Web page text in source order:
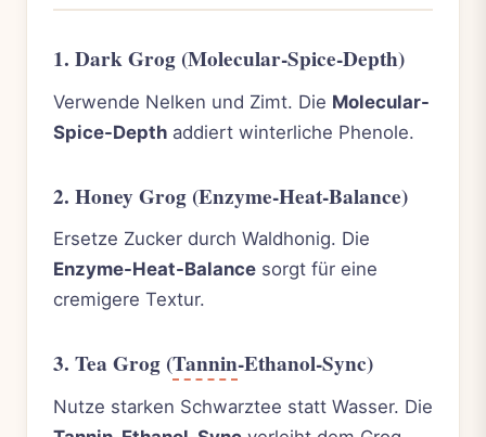
1. Dark Grog (Molecular-Spice-Depth)
Verwende Nelken und Zimt. Die Molecular-
Spice-Depth addiert winterliche Phenole.
2. Honey Grog (Enzyme-Heat-Balance)
Ersetze Zucker durch Waldhonig. Die
Enzyme-Heat-Balance sorgt für eine
cremigere Textur.
3. Tea Grog (Tannin-Ethanol-Sync)
Nutze starken Schwarztee statt Wasser. Die